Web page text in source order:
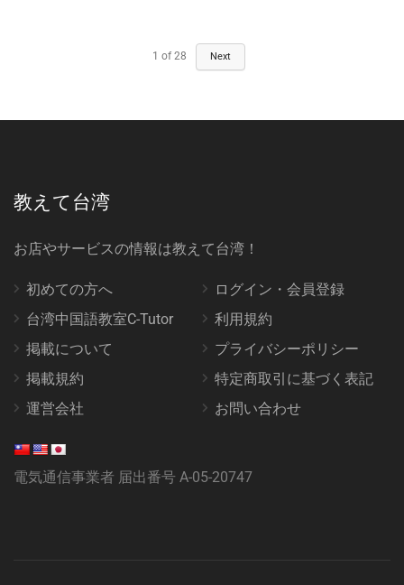
1 of 28 Next
教えて台湾
お店やサービスの情報は教えて台湾！
初めての方へ
台湾中国語教室C-Tutor
掲載について
掲載規約
運営会社
ログイン・会員登録
利用規約
プライバシーポリシー
特定商取引に基づく表記
お問い合わせ
電気通信事業者 届出番号 A-05-20747